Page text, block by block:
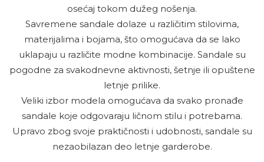
osećaj tokom dužeg nošenja.
Savremene sandale dolaze u različitim stilovima,
materijalima i bojama, što omogućava da se lako
uklapaju u različite modne kombinacije. Sandale su
pogodne za svakodnevne aktivnosti, šetnje ili opuštene
letnje prilike.
Veliki izbor modela omogućava da svako pronađe
sandale koje odgovaraju ličnom stilu i potrebama.
Upravo zbog svoje praktičnosti i udobnosti, sandale su
nezaobilazan deo letnje garderobe.